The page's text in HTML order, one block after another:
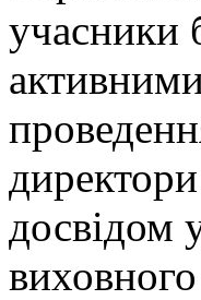
учасники
досвідом